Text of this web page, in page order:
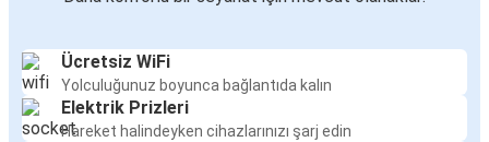
Ücretsiz WiFi
Yolculuğunuz boyunca bağlantıda kalın
Elektrik Prizleri
Hareket halindeyken cihazlarınızı şarj edin